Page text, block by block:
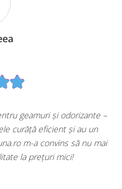
geamuri și odorizante –
curăță eficient și au un
m-a convins să nu mai
la prețuri mici!